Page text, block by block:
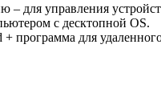
для управления
с десктопной OS.
программа для